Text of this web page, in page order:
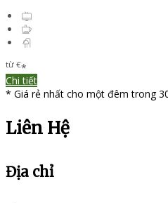
từ €*
Chi tiết
* Giá rẻ nhất cho một đêm trong
Liên Hệ
Địa chỉ